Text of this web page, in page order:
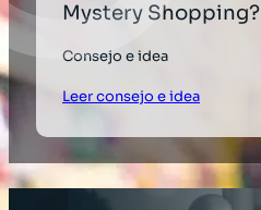
Mystery Shopping?
Consejo e idea
Leer consejo e idea